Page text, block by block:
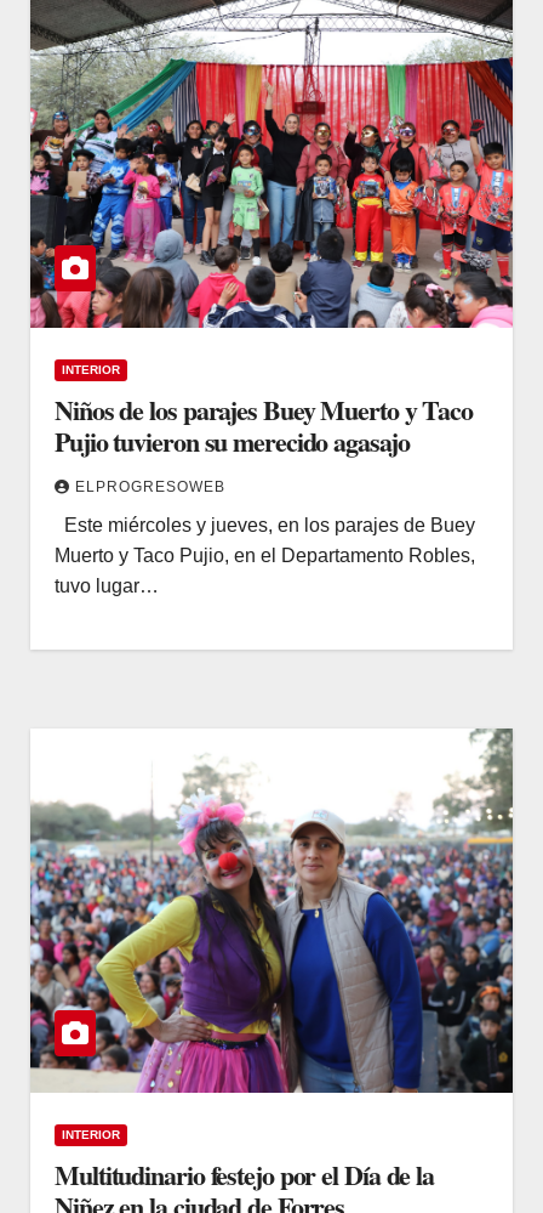
INTERIOR
Niños de los parajes Buey Muerto y Taco
Pujio tuvieron su merecido agasajo
ELPROGRESOWEB
Este miércoles y jueves, en los parajes de Buey
Muerto y Taco Pujio, en el Departamento Robles,
tuvo lugar…
INTERIOR
Multitudinario festejo por el Día de la